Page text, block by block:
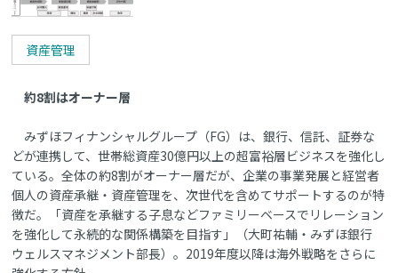
資産管理
約8割はオーナー層
みずほフィナンシャルグループ（FG）は、銀行、信託、証券な
どが連携して、世帯総資産30億円以上の超富裕層ビジネスを強化し
ている。全体の約8割がオーナー層だが、企業の事業発展と経営者
個人の資産承継・資産管理を、次世代を含めてサポートするのが特
徴だ。「資産を承継する子息などファミリーベースでリレーション
を強化して永続的な関係構築を目指す」（大町祐輔・みずほ銀行
ウェルスマネジメント部長）。2019年度以降は海外戦略をさらに